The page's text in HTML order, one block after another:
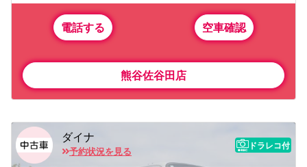
電話する 空車確認
熊谷佐谷田店
ダイナ
予約状況を見る
ドラレコ付